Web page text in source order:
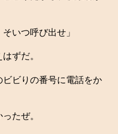
いつ呼び出せ」
ずだ。
ビりの番号に電話をか
たぜ。